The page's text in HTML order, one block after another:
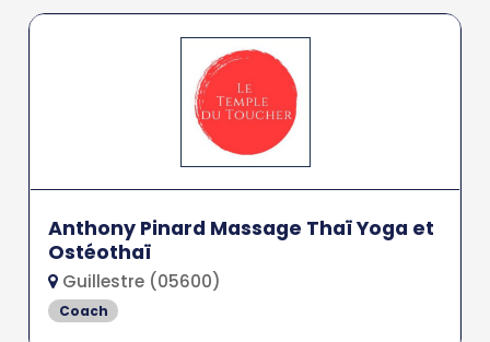
Anthony Pinard Massage Thaï Yoga et
Ostéothaï
Guillestre (05600)
Coach